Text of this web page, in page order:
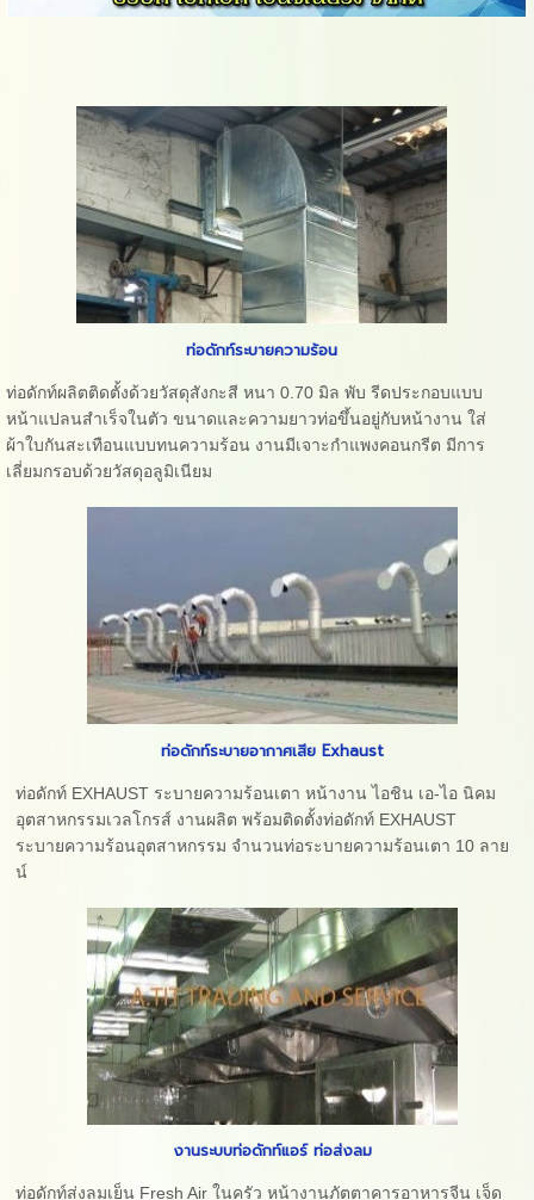
ท่อดักท์ระบายความร้อน
ท่อดักท์ผลิตติดตั้งด้วยวัสดุสังกะสี หนา 0.70 มิล พับ รีดประกอบแบบ
หน้าแปลนสำเร็จในตัว ขนาดและความยาวท่อขึ้นอยู่กับหน้างาน ใส่
ผ้าใบกันสะเทือนแบบทนความร้อน งานมีเจาะกำแพงคอนกรีต มีการ
เลี่ยมกรอบด้วยวัสดุอลูมิเนียม
ท่อดักท์ระบายอากาศเสีย Exhaust
ท่อดักท์ EXHAUST ระบายความร้อนเตา หน้างาน ไอชิน เอ-ไอ นิคม
อุตสาหกรรมเวลโกรส์ งานผลิต พร้อมติดตั้งท่อดักท์ EXHAUST
ระบายความร้อนอุตสาหกรรม จำนวนท่อระบายความร้อนเตา 10 ลาย
น์
งานระบบท่อดักท์แอร์ ท่อส่งลม
ท่อดักท์ส่งลมเย็น Fresh Air ในครัว หน้างานภัตตาคารอาหารจีน เจ็ด